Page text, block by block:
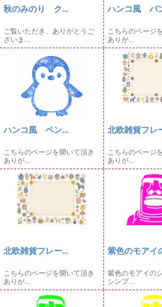
秋のみのり ク...
ご覧いただき、ありがとうご
ざいま...
ハンコ風 パ
こちらのページ
ありが...
ハンコ風 ペン...
こちらのページを開いて頂き
ありが...
北欧雑貨フレ
こちらのページ
ありが...
北欧雑貨フレー...
こちらのページを開いて頂き
ありが...
紫色のモアイ
紫色のモアイの
シンプ...